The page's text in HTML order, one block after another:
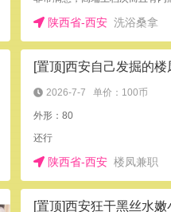
陕西省-西安 洗浴桑拿
[置顶]西安自己发掘的楼
2026-7-7 单价：100币
外形：80
还行
陕西省-西安 楼凤兼职
[置顶]西安狂干黑丝水嫩